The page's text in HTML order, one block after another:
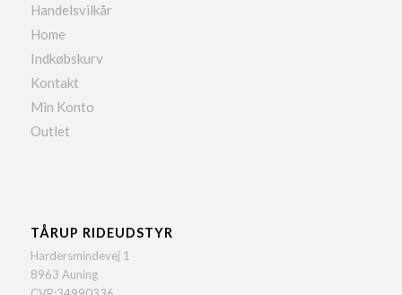
Handelsvilkår
Home
Indkøbskurv
Kontakt
Min Konto
Outlet
TÅRUP RIDEUDSTYR
Hardersmindevej 1
8963 Auning